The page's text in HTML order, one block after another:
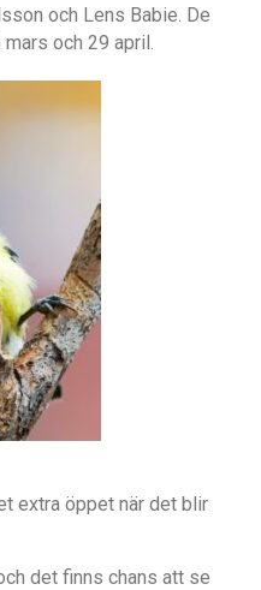
och Lens Babie. De
och 29 april.
extra öppet när det blir
det finns chans att se